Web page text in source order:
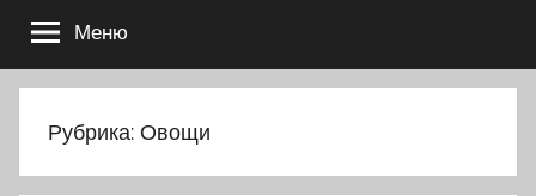
Меню
Рубрика: Овощи